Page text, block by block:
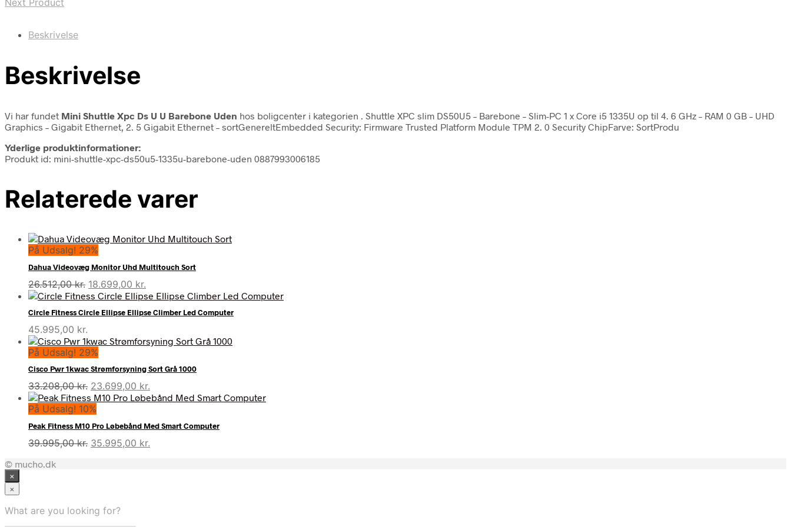
Beskrivelse
Beskrivelse
Vi har fundet Mini Shuttle Xpc Ds U U Barebone Uden hos boligcenter i kategorien
. Shuttle XPC slim DS50U5 – Barebone – Slim-PC 1 x Core i5 1335U op til 4. 6 GHz – RAM 0 GB – UHD
Graphics – Gigabit Ethernet, 2. 5 Gigabit Ethernet – sortGenereltEmbedded Security: Firmware Trusted Platform Module TPM 2. 0 Security ChipFarve: SortProdu
Yderlige produktinformationer:
Produkt id: mini-shuttle-xpc-ds50u5-1335u-barebone-uden 0887993006185
Relaterede varer
På Udsalg! 29%
Dahua Videovæg Monitor Uhd Multitouch Sort
26.512,00kr. Den
oprindelige
pris
var:
18.699,00 kr.
aktuelle
pris
er:
Circle Fitness Circle Ellipse Ellipse Climber Led Computer
45.995,00 kr.
På Udsalg! 29%
Cisco Pwr 1kwac Strømforsyning Sort Grå 1000
33.208,00kr. Den
oprindelige
pris
var:
33.208,00 kr..
23.699,00 kr.
aktuelle
er:
23.699,00 kr..
På Udsalg! 10%
Peak Fitness M10 Pro Løbebånd Med Smart Computer
39.995,00kr. Den
35.995,00 kr.
© mucho.dk
×
×
What are you looking for?